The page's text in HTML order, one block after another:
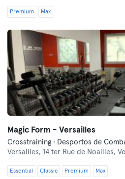
Premium Max
Magic Form - Versailles
Versailles, 14 ter Rue de Noailles,
Essential Classic Premium Max